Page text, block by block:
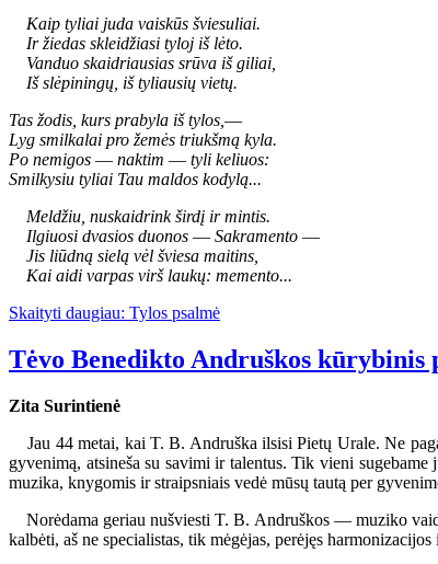
Kaip tyliai juda vaiskūs šviesuliai.
Ir žiedas skleidžiasi tyloj iš lėto.
Vanduo skaidriausias srūva iš giliai,
Iš slėpiningų, iš tyliausių vietų.
Tas žodis, kurs prabyla iš tylos, —
Lyg smilkalai pro žemės triukšmą kyla.
Po nemigos — naktim — tyli keliuos:
Smilkysiu tyliai Tau maldos kodylą...
Meldžiu, nuskaidrink širdį ir mintis.
Ilgiuosi dvasios duonos — Sakramento —
Jis liūdną sielą vėl šviesa maitins,
Kai aidi varpas virš laukų: memento...
Skaityti daugiau: Tylos psalmė
Tėvo Benedikto Andruškos kūrybinis
Zita Surintienė
Jau 44 metai, kai T. B. Andruška ilsisi Pietų Urale. Ne
gyvenimą, atsineša su savimi ir talentus. Tik vieni
muzika, knygomis ir straipsniais vedė mūsų tautą per
Norėdama geriau nušviesti T. B. Andruškos — muziko
kalbėti, aš ne specialistas, tik mėgėjas, perėjęs